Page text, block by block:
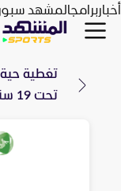
أخباربرامجالمشهد
تغطية حية
تحت 19 سنة